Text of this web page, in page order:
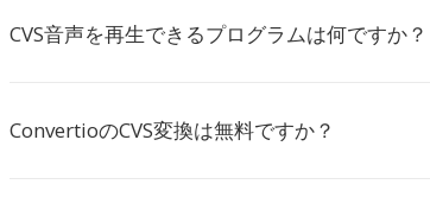
CVS音声を再生できるプログラムは何ですか？
ConvertioのCVS変換は無料ですか？